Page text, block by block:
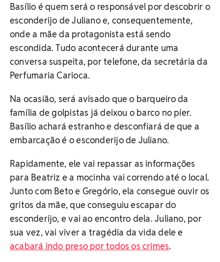
Basílio é quem será o responsável por descobrir o
esconderijo de Juliano e, consequentemente,
onde a mãe da protagonista está sendo
escondida. Tudo acontecerá durante uma
conversa suspeita, por telefone, da secretária da
Perfumaria Carioca.
Na ocasião, será avisado que o barqueiro da
família de golpistas já deixou o barco no píer.
Basílio achará estranho e desconfiará de que a
embarcação é o esconderijo de Juliano.
Rapidamente, ele vai repassar as informações
para Beatriz e a mocinha vai correndo até o local.
Junto com Beto e Gregório, ela consegue ouvir os
gritos da mãe, que conseguiu escapar do
esconderijo, e vai ao encontro dela. Juliano, por
sua vez, vai viver a tragédia da vida dele e
acabará indo preso por todos os crimes.